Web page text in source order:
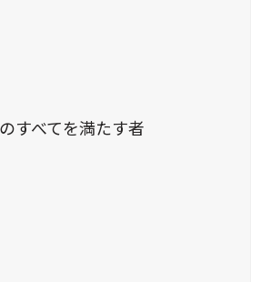
すべてを満たす者